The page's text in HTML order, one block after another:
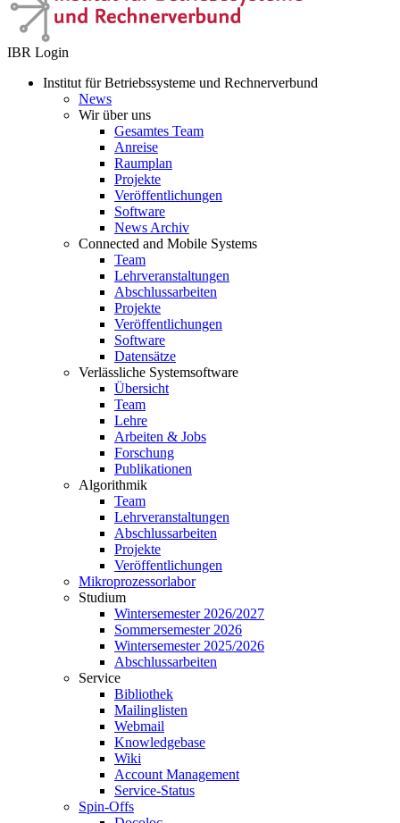
IBR Login
Institut für Betriebssysteme und Rechnerverbund
News
Wir über uns
Gesamtes Team
Anreise
Raumplan
Projekte
Veröffentlichungen
Software
News Archiv
Connected and Mobile Systems
Team
Lehrveranstaltungen
Abschlussarbeiten
Projekte
Veröffentlichungen
Software
Datensätze
Verlässliche Systemsoftware
Übersicht
Team
Lehre
Arbeiten & Jobs
Forschung
Publikationen
Algorithmik
Team
Lehrveranstaltungen
Abschlussarbeiten
Projekte
Veröffentlichungen
Mikroprozessorlabor
Studium
Wintersemester 2026/2027
Sommersemester 2026
Wintersemester 2025/2026
Abschlussarbeiten
Service
Bibliothek
Mailinglisten
Webmail
Knowledgebase
Wiki
Account Management
Service-Status
Spin-Offs